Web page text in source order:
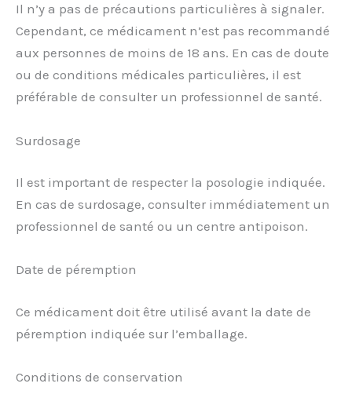
Il n’y a pas de précautions particulières à signaler.
Cependant, ce médicament n’est pas recommandé
aux personnes de moins de 18 ans. En cas de doute
ou de conditions médicales particulières, il est
préférable de consulter un professionnel de santé.
Surdosage
Il est important de respecter la posologie indiquée.
En cas de surdosage, consulter immédiatement un
professionnel de santé ou un centre antipoison.
Date de péremption
Ce médicament doit être utilisé avant la date de
péremption indiquée sur l’emballage.
Conditions de conservation